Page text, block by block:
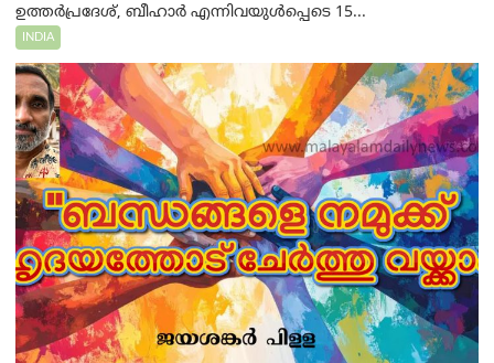
ഉത്തർപ്രദേശ്, ബീഹാർ എന്നിവയുൾപ്പെടെ 15...
INDIA